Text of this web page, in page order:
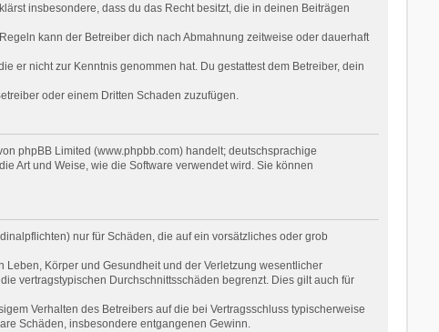
insbesondere, dass du das Recht besitzt, die in deinen Beiträgen
kann der Betreiber dich nach Abmahnung zeitweise oder dauerhaft
er nicht zur Kenntnis genommen hat. Du gestattest dem Betreiber, dein
oder einem Dritten Schaden zuzufügen.
phpBB Limited (www.phpbb.com) handelt; deutschsprachige
Art und Weise, wie die Software verwendet wird. Sie können
nur für Schäden, die auf ein vorsätzliches oder grob
Körper und Gesundheit und der Verletzung wesentlicher
vertragstypischen Durchschnittsschäden begrenzt. Dies gilt auch für
Verhalten des Betreibers auf die bei Vertragsschluss typischerweise
Schäden, insbesondere entgangenen Gewinn.